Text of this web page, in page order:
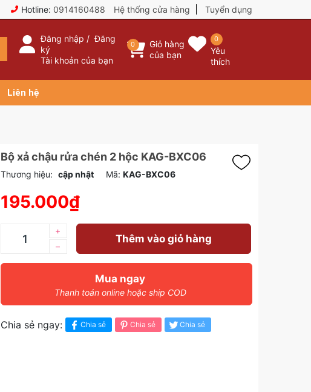
Hotline: 0914160488 Hệ thống cửa hàng Tuyển dụng
Đăng nhập /Đăng
ký
Tài khoản của bạn
0
Giỏ hàng
của bạn
0
Yêu
thích
Liên hệ
Bộ xả chậu rửa chén 2 hộc KAG-BXC06
Thương hiệu: cập nhật Mã: KAG-BXC06
195.000₫
–
+
Thêm vào giỏ hàng
Mua ngay
Thanh toán online hoặc ship COD
Chia sẻ ngay: Chia sẻ Chia sẻ Chia sẻ